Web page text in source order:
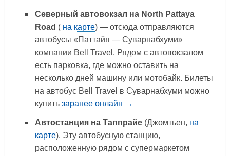
Северный автовокзал на North Pattaya
Road ( на карте) — отсюда отправляются
автобусы «Паттайя — Суварнабхуми»
компании Bell Travel. Рядом с автовокзалом
есть парковка, где можно оставить на
несколько дней машину или мотобайк. Билеты
на автобус Bell Travel в Суварнабхуми можно
купить заранее онлайн →
Автостанция на Таппрайе(Джомтьен, на
карте). Эту автобусную станцию,
расположенную рядом с супермаркетом